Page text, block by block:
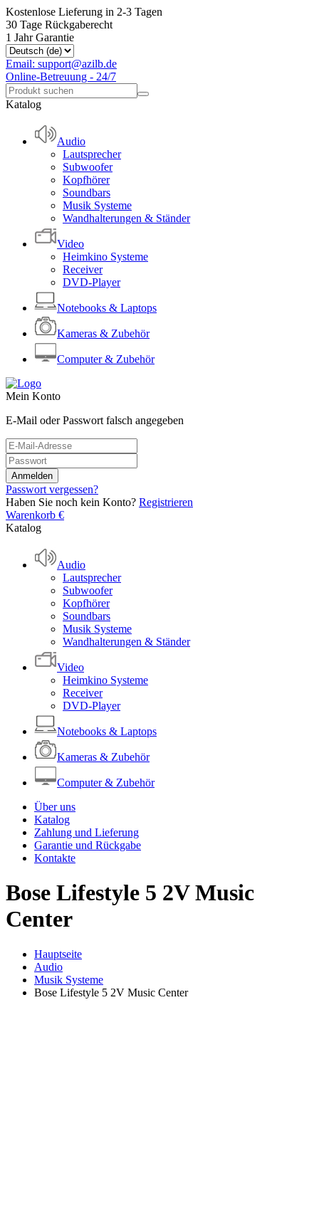
Kostenlose Lieferung in 2-3 Tagen
30 Tage Rückgaberecht
1 Jahr Garantie
Email: support@azilb.de
Online-Betreuung - 24/7
Katalog
Audio
Lautsprecher
Subwoofer
Kopfhörer
Soundbars
Musik Systeme
Wandhalterungen & Ständer
Video
Heimkino Systeme
Receiver
DVD-Player
Notebooks & Laptops
Kameras & Zubehör
Computer & Zubehör
Mein Konto
E-Mail oder Passwort falsch angegeben
Passwort vergessen?
Haben Sie noch kein Konto? Registrieren
Warenkorb €
Katalog
Audio
Lautsprecher
Subwoofer
Kopfhörer
Soundbars
Musik Systeme
Wandhalterungen & Ständer
Video
Heimkino Systeme
Receiver
DVD-Player
Notebooks & Laptops
Kameras & Zubehör
Computer & Zubehör
Über uns
Katalog
Zahlung und Lieferung
Garantie und Rückgabe
Kontakte
Bose Lifestyle 5 2V Music
Center
Hauptseite
Audio
Musik Systeme
Bose Lifestyle 5 2V Music Center